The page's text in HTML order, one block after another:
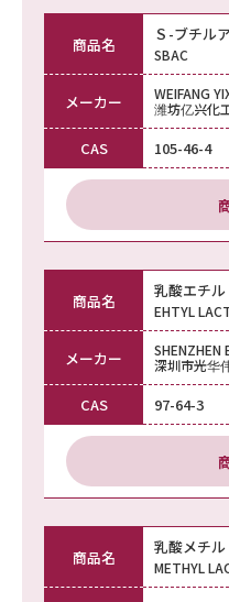
商品名 Ｓ-ブチル
SBAC
メーカー
WEIFANG
潍坊亿兴化
CAS 105-46-4
商品名 乳酸エチル
EHTYL
メーカー
SHENZHEN
深圳市光华
CAS 97-64-3
商品名 乳酸メチル
METHYL